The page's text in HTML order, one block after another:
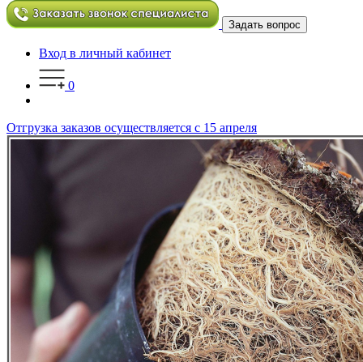
Задать вопрос
Вход в личный кабинет
0
Отгрузка заказов осуществляется с 15 апреля